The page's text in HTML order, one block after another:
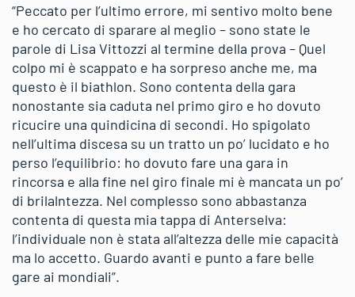
“Peccato per l’ultimo errore, mi sentivo molto bene
e ho cercato di sparare al meglio – sono state le
parole di Lisa Vittozzi al termine della prova – Quel
colpo mi è scappato e ha sorpreso anche me, ma
questo è il biathlon. Sono contenta della gara
nonostante sia caduta nel primo giro e ho dovuto
ricucire una quindicina di secondi. Ho spigolato
nell’ultima discesa su un tratto un po’ lucidato e ho
perso l’equilibrio: ho dovuto fare una gara in
rincorsa e alla fine nel giro finale mi è mancata un po’
di brilalntezza. Nel complesso sono abbastanza
contenta di questa mia tappa di Anterselva:
l’individuale non è stata all’altezza delle mie capacità
ma lo accetto. Guardo avanti e punto a fare belle
gare ai mondiali”.